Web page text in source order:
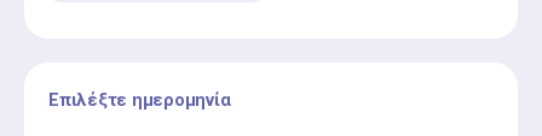
Επιλέξτε ημερομηνία